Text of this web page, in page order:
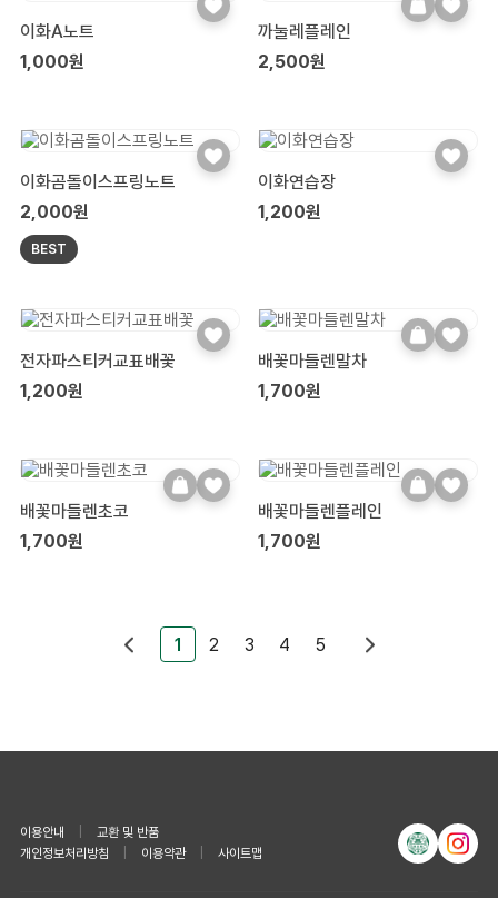
이화A노트
1,000원
까눌레플레인
2,500원
이화곰돌이스프링노트
2,000원
BEST
이화연습장
1,200원
전자파스티커교표배꽃
1,200원
배꽃마들렌말차
1,700원
배꽃마들렌초코
1,700원
배꽃마들렌플레인
1,700원
1 2 3 4 5
이용안내
교환 및 반품
개인정보처리방침
이용약관 사이트맵